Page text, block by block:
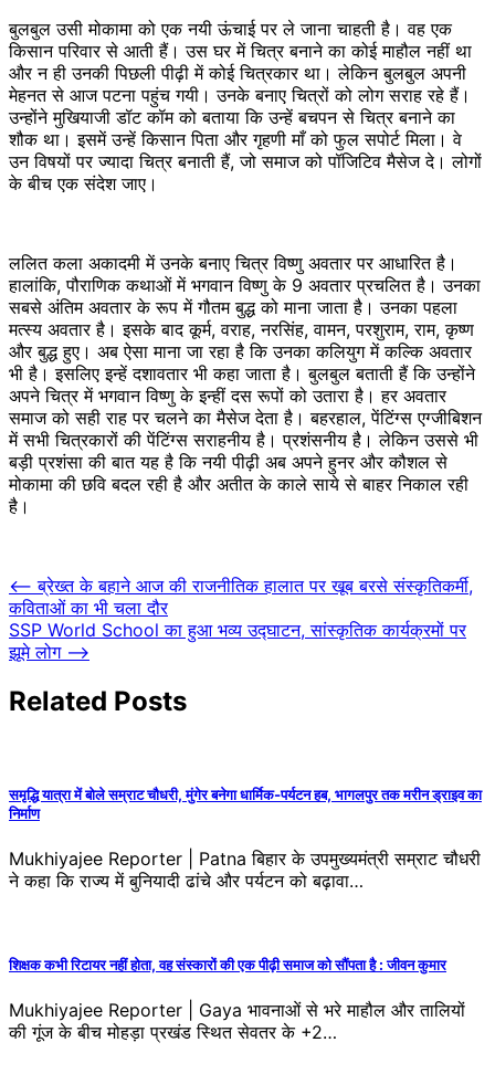
बुलबुल उसी मोकामा को एक नयी ऊंचाई पर ले जाना चाहती है। वह एक
किसान परिवार से आती हैं। उस घर में चित्र बनाने का कोई माहौल नहीं था
और न ही उनकी पिछली पीढ़ी में कोई चित्रकार था। लेकिन बुलबुल अपनी
मेहनत से आज पटना पहुंच गयी। उनके बनाए चित्रों को लोग सराह रहे हैं।
उन्होंने मुखियाजी डॉट कॉम को बताया कि उन्हें बचपन से चित्र बनाने का
शौक था। इसमें उन्हें किसान पिता और गृहणी माँ को फुल सपोर्ट मिला। वे
उन विषयों पर ज्यादा चित्र बनाती हैं, जो समाज को पॉजिटिव मैसेज दे। लोगों
के बीच एक संदेश जाए।
ललित कला अकादमी में उनके बनाए चित्र विष्णु अवतार पर आधारित है।
हालांकि, पौराणिक कथाओं में भगवान विष्णु के 9 अवतार प्रचलित है। उनका
सबसे अंतिम अवतार के रूप में गौतम बुद्ध को माना जाता है। उनका पहला
मत्स्य अवतार है। इसके बाद कूर्म, वराह, नरसिंह, वामन, परशुराम, राम, कृष्ण
और बुद्ध हुए। अब ऐसा माना जा रहा है कि उनका कलियुग में कल्कि अवतार
भी है। इसलिए इन्हें दशावतार भी कहा जाता है। बुलबुल बताती हैं कि उन्होंने
अपने चित्र में भगवान विष्णु के इन्हीं दस रूपों को उतारा है। हर अवतार
समाज को सही राह पर चलने का मैसेज देता है। बहरहाल, पेंटिंग्स एग्जीबिशन
में सभी चित्रकारों की पेंटिंग्स सराहनीय है। प्रशंसनीय है। लेकिन उससे भी
बड़ी प्रशंसा की बात यह है कि नयी पीढ़ी अब अपने हुनर और कौशल से
मोकामा की छवि बदल रही है और अतीत के काले साये से बाहर निकाल रही
है।
Post
navigation
⟵ ब्रेख्त के बहाने आज की राजनीतिक हालात पर खूब बरसे संस्कृतिकर्मी,
कविताओं का भी चला दौर
SSP World School का हुआ भव्य उद्घाटन, सांस्कृतिक कार्यक्रमों पर
झूमे लोग ⟶
Related Posts
समृद्धि यात्रा में बोले सम्राट चौधरी, मुंगेर बनेगा धार्मिक-पर्यटन हब, भागलपुर तक मरीन ड्राइव का
निर्माण
Mukhiyajee Reporter | Patna बिहार के उपमुख्यमंत्री सम्राट चौधरी
ने कहा कि राज्य में बुनियादी ढांचे और पर्यटन को बढ़ावा…
शिक्षक कभी रिटायर नहीं होता, वह संस्कारों की एक पीढ़ी समाज को सौंपता है : जीवन कुमार
Mukhiyajee Reporter | Gaya भावनाओं से भरे माहौल और तालियों
की गूंज के बीच मोहड़ा प्रखंड स्थित सेवतर के +2…